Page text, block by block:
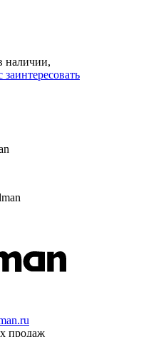
наличии,
заинтересовать
продаж